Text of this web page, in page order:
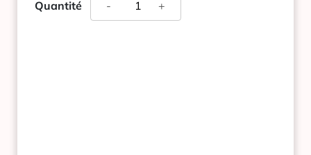
Quantité +
-